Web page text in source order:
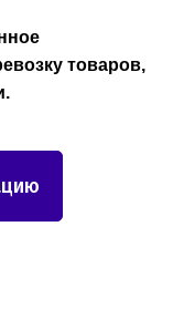
товаров,